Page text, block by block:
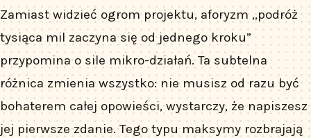
Zamiast widzieć ogrom projektu, aforyzm „podróż
tysiąca mil zaczyna się od jednego kroku”
przypomina o sile mikro-działań. Ta subtelna
różnica zmienia wszystko: nie musisz od razu być
bohaterem całej opowieści, wystarczy, że napiszesz
jej pierwsze zdanie. Tego typu maksymy rozbrajają